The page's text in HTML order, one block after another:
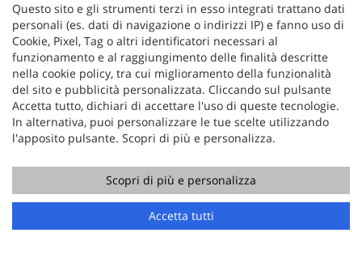
Mercauto
Via Nazionale 171
36056 Tezze sul Brenta (VI)
Telefono:
+39 049 597 4422
+39 329 273 2302
Fax:
+39 049 597 4422
info@mercauto2.com
Questo sito e gli strumenti terzi in esso integrati trattano dati
personali (es. dati di navigazione o indirizzi IP) e fanno uso di
Cookie, Pixel, Tag o altri identificatori necessari al
funzionamento e al raggiungimento delle finalità descritte
nella cookie policy, tra cui miglioramento della funzionalità
del sito e pubblicità personalizzata. Cliccando sul pulsante
Accetta tutto, dichiari di accettare l'uso di queste tecnologie.
In alternativa, puoi personalizzare le tue scelte utilizzando
l'apposito pulsante. Scopri di più e personalizza.
Scopri di più e personalizza
Accetta tutti